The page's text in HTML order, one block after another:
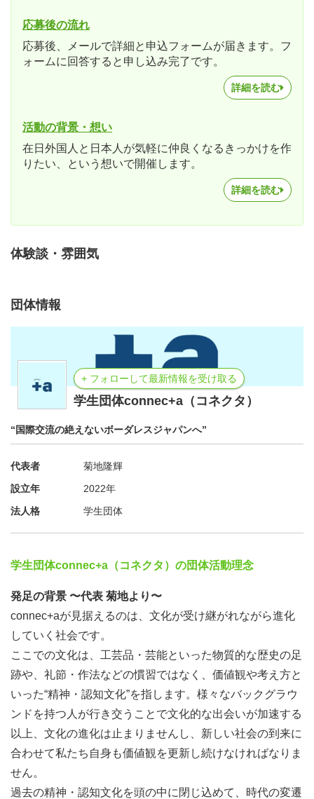
応募後の流れ
応募後、メールで詳細と申込フォームが届きます。フ
ォームに回答すると申し込み完了です。
詳細を読む
活動の背景・想い
在日外国人と日本人が気軽に仲良くなるきっかけを作
りたい、という想いで開催します。
詳細を読む
体験談・雰囲気
団体情報
+ フォローして最新情報を受け取る
学生団体connec+a（コネクタ）
“国際交流の絶えないボーダレスジャパンへ”
代表者
菊地隆輝
設立年
2022年
法人格
学生団体
学生団体connec+a（コネクタ）の団体活動理念
発足の背景 〜代表 菊地より〜
connec+aが見据えるのは、文化が受け継がれながら進化
していく社会です。
ここでの文化は、工芸品・芸能といった物質的な歴史の足
跡や、礼節・作法などの慣習ではなく、価値観や考え方と
いった“精神・認知文化”を指します。様々なバックグラウ
ンドを持つ人が行き交うことで文化的な出会いが加速する
以上、文化の進化は止まりませんし、新しい社会の到来に
合わせて私たち自身も価値観を更新し続けなければなりま
せん。
過去の精神・認知文化を頭の中に閉じ込めて、時代の変遷